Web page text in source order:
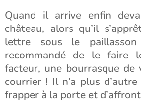
Quand il arrive enfin
château, alors qu’il
lettre sous le
recommandé de le faire
facteur, une bourrasque
courrier ! Il n’a plus
frapper à la porte et